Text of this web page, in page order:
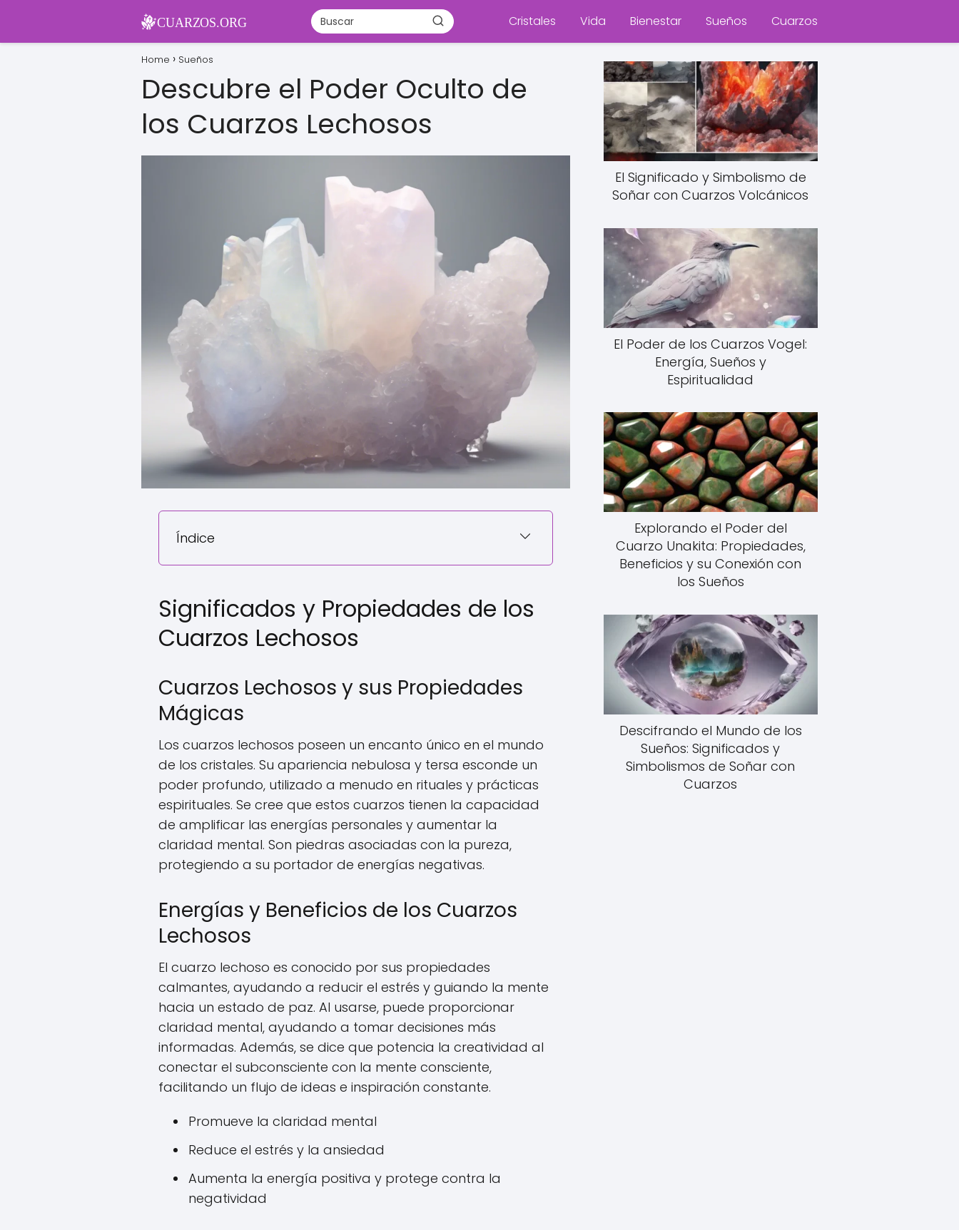
Cristales Vida Bienestar Sueños Cuarzos
Home Sueños
Descubre el Poder Oculto de
los Cuarzos Lechosos
Índice
Significados y Propiedades de los
Cuarzos Lechosos
Cuarzos Lechosos y sus Propiedades
Mágicas
Los cuarzos lechosos poseen un encanto único en el mundo
de los cristales. Su apariencia nebulosa y tersa esconde un
poder profundo, utilizado a menudo en rituales y prácticas
espirituales. Se cree que estos cuarzos tienen la capacidad
de amplificar las energías personales y aumentar la
claridad mental. Son piedras asociadas con la pureza,
protegiendo a su portador de energías negativas.
Energías y Beneficios de los Cuarzos
Lechosos
El cuarzo lechoso es conocido por sus propiedades
calmantes, ayudando a reducir el estrés y guiando la mente
hacia un estado de paz. Al usarse, puede proporcionar
claridad mental, ayudando a tomar decisiones más
informadas. Además, se dice que potencia la creatividad al
conectar el subconsciente con la mente consciente,
facilitando un flujo de ideas e inspiración constante.
Promueve la claridad mental
Reduce el estrés y la ansiedad
Aumenta la energía positiva y protege contra la
negatividad
El Significado y Simbolismo de
Soñar con Cuarzos Volcánicos
El Poder de los Cuarzos Vogel:
Energía, Sueños y
Espiritualidad
Explorando el Poder del
Cuarzo Unakita: Propiedades,
Beneficios y su Conexión con
los Sueños
Descifrando el Mundo de los
Sueños: Significados y
Simbolismos de Soñar con
Cuarzos